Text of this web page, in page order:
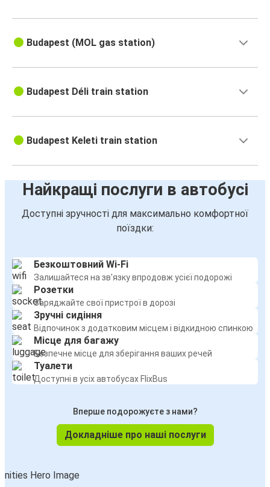
Budapest (MOL gas station)
Budapest Déli train station
Budapest Keleti train station
Найкращі послуги в автобусі
Доступні зручності для максимально комфортної
поїздки:
Безкоштовний Wi-Fi
Залишайтеся на зв'язку впродовж усієї подорожі
Розетки
Заряджайте свої пристрої в дорозі
Зручні сидіння
Відпочинок з додатковим місцем і відкидною спинкою
Місце для багажу
Безпечне місце для зберігання ваших речей
Туалети
Доступні в усіх автобусах FlixBus
Вперше подорожуєте з нами?
Докладніше про наші послуги